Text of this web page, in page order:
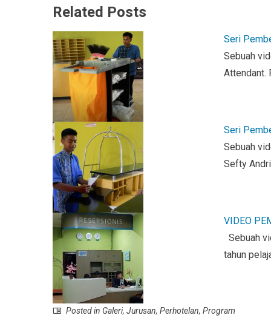
ce
b
o
o
k
tt
er
at
s
A
p
p
Related Posts
Seri
Sebuah
Attendant.
Seri
Sebuah
Sefty
VIDEO
Sebuah
tahun
Posted in Galeri, Jurusan, Perhotelan, Program